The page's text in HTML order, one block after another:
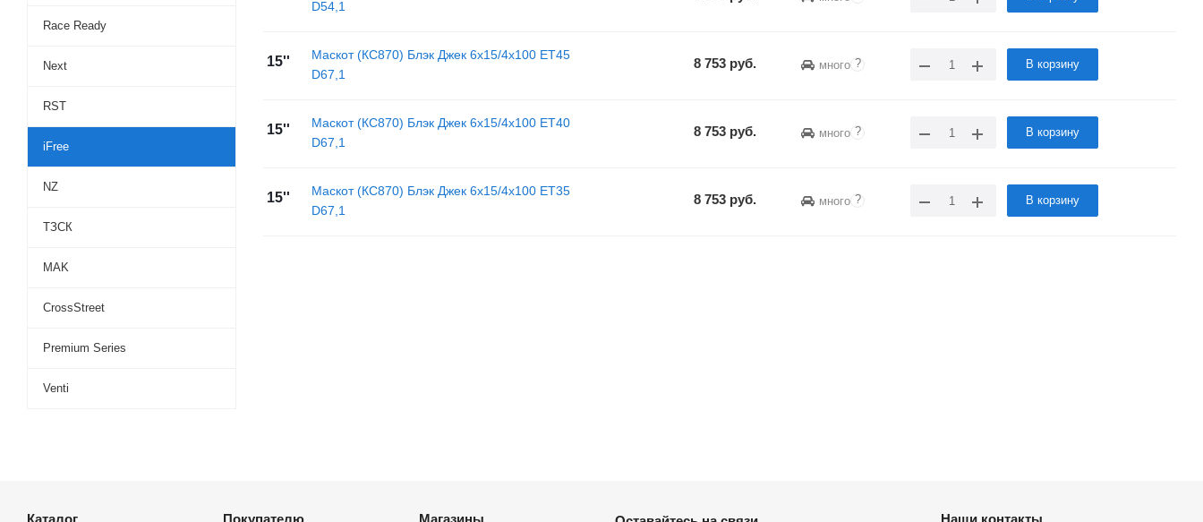
D54,1
15''
Маскот (КС870) Блэк Джек 6x15/4x100 ET45
D67,1
8 753 руб. много ? В корзину
15''
Маскот (КС870) Блэк Джек 6x15/4x100 ET40
D67,1
8 753 руб. много ? В корзину
15''
Маскот (КС870) Блэк Джек 6x15/4x100 ET35
D67,1
8 753 руб. много ? В корзину
Race Ready
Next
RST
iFree
NZ
ТЗСК
MAK
CrossStreet
Premium Series
Venti
Каталог Покупателю Магазины Наши контакты